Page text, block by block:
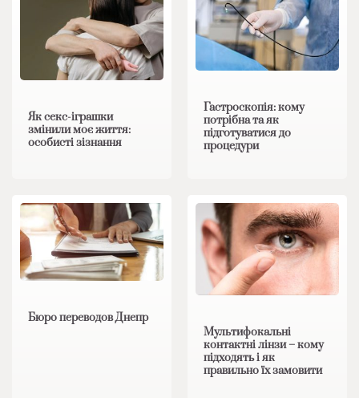
Як секс-іграшки
змінили моє життя:
особисті зізнання
Гастроскопія: кому
потрібна та як
підготуватися до
процедури
Бюро переводов Днепр
Мультифокальні
контактні лінзи – кому
підходять і як
правильно їх замовити